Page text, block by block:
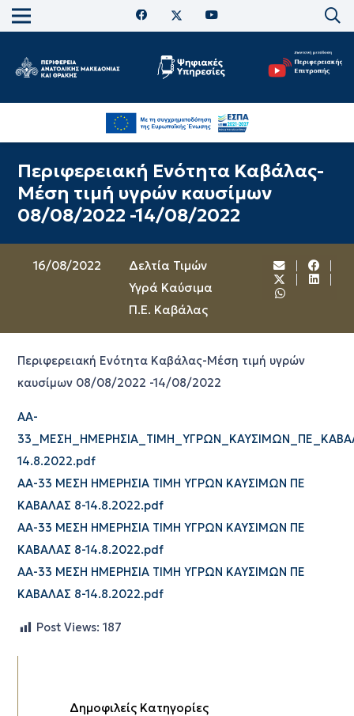
Περιφερειακή Ενότητα Καβάλας-
Μέση τιμή υγρών καυσίμων
08/08/2022 -14/08/2022
16/08/2022
Δελτία Τιμών
Υγρά Καύσιμα
Π.Ε. Καβάλας
Περιφερειακή Ενότητα Καβάλας-Μέση τιμή υγρών
καυσίμων 08/08/2022 -14/08/2022
AA-
14.8.2022.pdf
AA-33 ΜΕΣΗ ΗΜΕΡΗΣΙΑ ΤΙΜΗ ΥΓΡΩΝ ΚΑΥΣΙΜΩΝ ΠΕ
ΚΑΒΑΛΑΣ 8-14.8.2022.pdf
AA-33 ΜΕΣΗ ΗΜΕΡΗΣΙΑ ΤΙΜΗ ΥΓΡΩΝ ΚΑΥΣΙΜΩΝ ΠΕ
ΚΑΒΑΛΑΣ 8-14.8.2022.pdf
AA-33 ΜΕΣΗ ΗΜΕΡΗΣΙΑ ΤΙΜΗ ΥΓΡΩΝ ΚΑΥΣΙΜΩΝ ΠΕ
ΚΑΒΑΛΑΣ 8-14.8.2022.pdf
Post Views: 187
Δημοφιλείς Κατηγορίες